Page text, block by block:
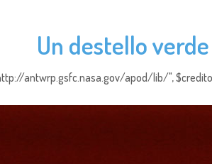
Un destello
antwrp.gsfc.nasa.gov/apod/lib/",